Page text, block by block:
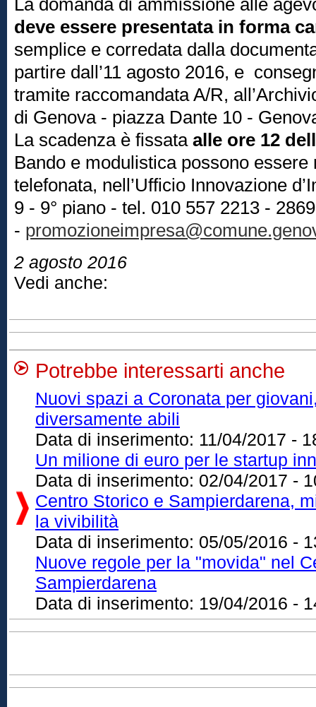
La domanda di ammissione alle
deve essere presentata in forma
semplice e corredata dalla
partire dall’11 agosto 2016, e
tramite raccomandata A/R,
di Genova - piazza Dante 10 -
La scadenza è fissata alle ore 12
Bando e modulistica possono
telefonata, nell’Ufficio Innovazione
9 - 9° piano - tel. 010 557 2213 - 2869
-
2 agosto 2016
Vedi anche:
Potrebbe interessarti anche
Nuovi spazi a Coronata per
diversamente abili
Data di inserimento: 11/04/2017 -
Un milione di euro per le startup
Data di inserimento: 02/04/2017 -
Centro Storico e Sampierdarena,
la vivibilità
Data di inserimento: 05/05/2016 -
Nuove regole per la "movida" nel
Sampierdarena
Data di inserimento: 19/04/2016 -